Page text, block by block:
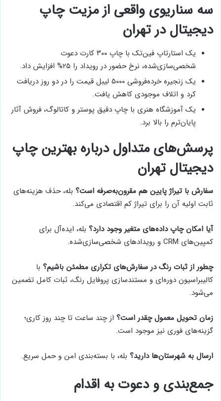
سه سناریوی واقعی از مزیت چاپ
دیجیتال در تهران
یک استارتاپ فین‌تک با چاپ ۳۰۰ کارت دعوت
شخصی‌سازی‌شده، نرخ حضور در رویداد را ۲۵% افزایش داد.
یک زنجیره خرده‌فروشی ۵۰۰۰ لیبل قیمت را در دو روز دریافت
کرد و اتلاف موجودی کاهش یافت.
یک آموزشگاه هنری با چاپ دقیق پوستر و کاتالوگ، فروش آثار
پایان‌ترم را بالا برد.
پرسش‌های متداول درباره بهترین چاپ
دیجیتال تهران
سفارش با تیراژ پایین هم مقرون‌به‌صرفه است؟ بله، حذف هزینه‌های
ثابت اولیه آن را برای تیراژ کم اقتصادی می‌کند.
آیا امکان چاپ داده‌های متغیر وجود دارد؟ بله، ایده‌آل برای
کمپین‌های CRM و رویدادهای شخصی‌سازی‌شده.
چطور از ثبات رنگ در سفارش‌های تکراری مطمئن باشیم؟ با
کالیبراسیون دوره‌ای و مستندسازی پروفایل رنگ، ثبات کامل تضمین
می‌شود.
زمان تحویل معمول چقدر است؟ از چند ساعت تا چند روز کاری؛
گزینه‌های فوری نیز موجود است.
ارسال به شهرستان‌ها دارید؟ بله، با بسته‌بندی امن و حمل سریع.
جمع‌بندی و دعوت به اقدام